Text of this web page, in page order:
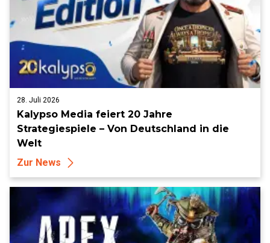
28. Juli 2026
Kalypso Media feiert 20 Jahre
Strategiespiele – Von Deutschland in die
Welt
Zur News